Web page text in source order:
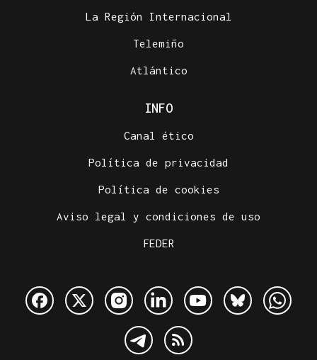
La Región Internacional
Telemiño
Atlántico
INFO
Canal ético
Política de privacidad
Política de cookies
Aviso legal y condiciones de uso
FEDER